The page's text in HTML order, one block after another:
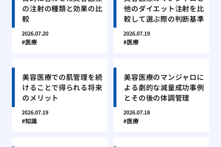
の注射の種類と効果の比
較
2026.07.20
医療
他のダイエット注射を比
較して選ぶ際の判断基準
2026.07.19
医療
美容医療での肌管理を続
けることで得られる将来
のメリット
2026.07.19
知識
美容医療のマンジャロに
よる劇的な減量成功事例
とその後の体調管理
2026.07.18
医療